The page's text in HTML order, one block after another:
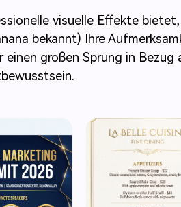
visuelle Effekte
bekannt) Ihre
großen Sprung in